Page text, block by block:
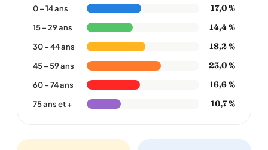
0 – 14 ans 17,0 %
15 – 29 ans 14,4 %
30 – 44 ans 18,2 %
45 – 59 ans 23,0 %
60 – 74 ans 16,6 %
75 ans et + 10,7 %